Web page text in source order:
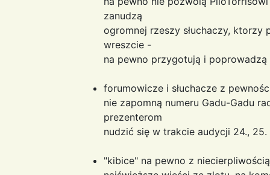
zanudzą
ogromnej rzeszy słuchaczy,
wreszcie -
na pewno przygotują i
forumowicze i słuchacze z
nie zapomną numeru Gadu-Gadu
prezenterom
nudzić się w trakcie audycji 24.,
"kibice" na pewno z